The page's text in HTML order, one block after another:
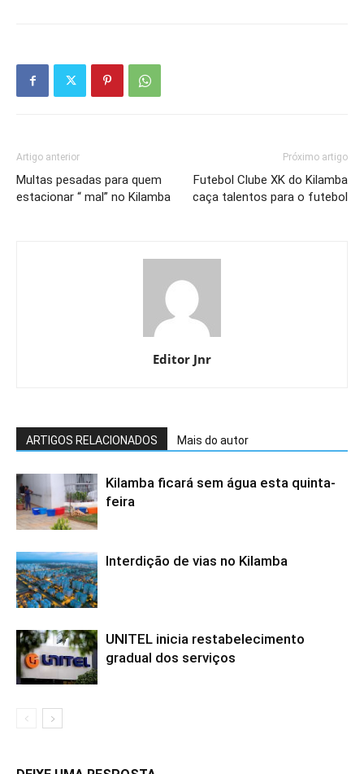
Artigo anterior
Multas pesadas para quem
estacionar “ mal” no Kilamba
Próximo artigo
Futebol Clube XK do Kilamba
caça talentos para o futebol
Editor Jnr
ARTIGOS RELACIONADOS Mais do autor
Kilamba ficará sem água esta quinta-
feira
Interdição de vias no Kilamba
UNITEL inicia restabelecimento
gradual dos serviços